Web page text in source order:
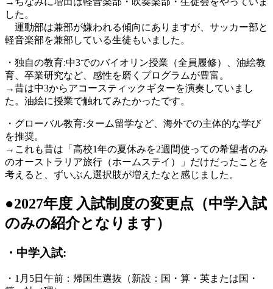
した。
運動部は兼部が嫌われる傾向にありますが、サッカー部と
軽音楽部を兼部している生徒もいました。
・独自の教育:中3でのバイオリン授業（全員履修）、油絵教
育、卒業研究など、感性を磨くプログラムが豊富。
→昔は中3からアコースティックギターを演奏していまし
た。油絵に授業で触れてみたかったです。
・グローバル教育:ターム留学など、海外での主体的な学び
を推奨。
→これも昔は「高校1年の夏休みを2週間使っての希望者のみ
のオーストラリア旅行（ホームステイ）」だけだったことを
考えると、ずいぶん選択肢が増えたなと感じました。
●2027年度 入試制度の変更点（中学入試
のみの紹介となります）
・中学入試:
・1月5日午前：帰国生選抜（新設：国・算・英または国・